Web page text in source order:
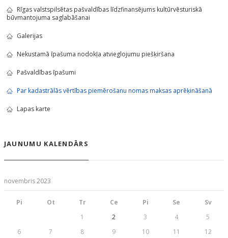
Rīgas valstspilsētas pašvaldības līdzfinansējums kultūrvēsturiskā
būvmantojuma saglabāšanai
Galerijas
Nekustamā īpašuma nodokļa atvieglojumu piešķiršana
Pašvaldības īpašumi
Par kadastrālās vērtības piemērošanu nomas maksas aprēķināšanā
Lapas karte
JAUNUMU KALENDĀRS
novembris 2023
Pi Ot Tr Ce Pi Se
Sv
1
2 3 4
5
6
7 8 9 10 11
12